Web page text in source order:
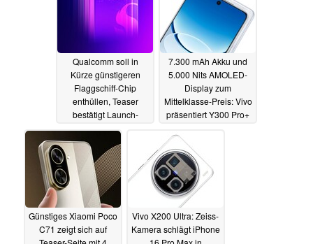
Qualcomm soll in
Kürze günstigeren
Flaggschiff-Chip
enthüllen, Teaser
bestätigt Launch-
31.03.2025
7.300 mAh Akku und
5.000 Nits AMOLED-
Display zum
Mittelklasse-Preis: Vivo
präsentiert Y300 Pro+
Günstiges Xiaomi Poco
C71 zeigt sich auf
Vivo X200 Ultra: Zeiss-
Kamera schlägt iPhone